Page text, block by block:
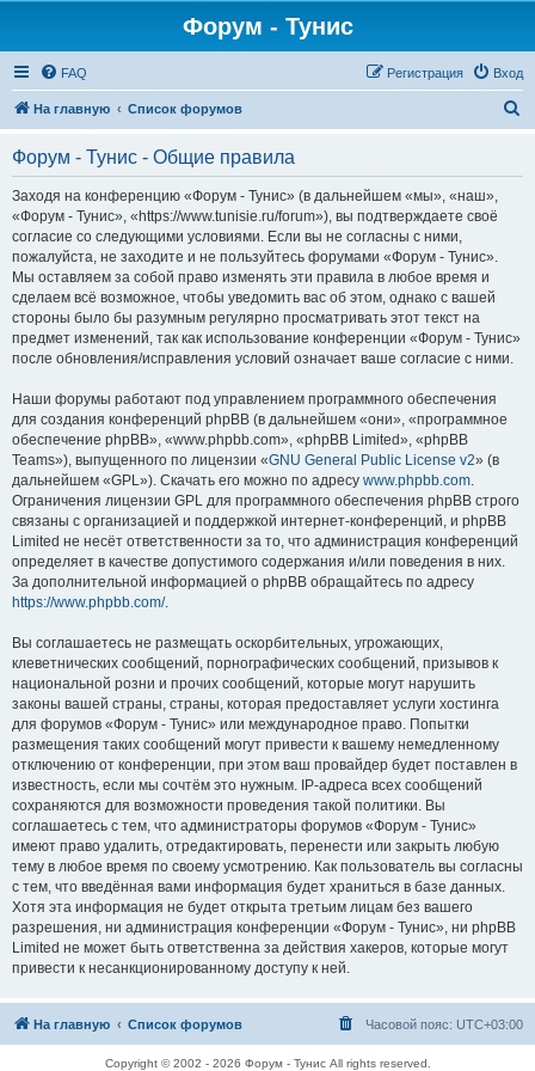
Форум - Тунис
FAQ Вход
Регистрация
На главную Список форумов
Форум - Тунис - Общие правила
Заходя на конференцию «Форум - Тунис» (в дальнейшем «мы», «наш»,
«Форум - Тунис», «https://www.tunisie.ru/forum»), вы подтверждаете своё
согласие со следующими условиями. Если вы не согласны с ними,
пожалуйста, не заходите и не пользуйтесь форумами «Форум - Тунис».
Мы оставляем за собой право изменять эти правила в любое время и
сделаем всё возможное, чтобы уведомить вас об этом, однако с вашей
стороны было бы разумным регулярно просматривать этот текст на
предмет изменений, так как использование конференции «Форум - Тунис»
после обновления/исправления условий означает ваше согласие с ними.
Наши форумы работают под управлением программного обеспечения
для создания конференций phpBB (в дальнейшем «они», «программное
обеспечение phpBB», «www.phpbb.com», «phpBB Limited», «phpBB
Teams»), выпущенного по лицензии «GNU General Public License v2» (в
дальнейшем «GPL»). Скачать его можно по адресу www.phpbb.com.
Ограничения лицензии GPL для программного обеспечения phpBB строго
связаны с организацией и поддержкой интернет-конференций, и phpBB
Limited не несёт ответственности за то, что администрация конференций
определяет в качестве допустимого содержания и/или поведения в них.
За дополнительной информацией о phpBB обращайтесь по адресу
https://www.phpbb.com/.
Вы соглашаетесь не размещать оскорбительных, угрожающих,
клеветнических сообщений, порнографических сообщений, призывов к
национальной розни и прочих сообщений, которые могут нарушить
законы вашей страны, страны, которая предоставляет услуги хостинга
для форумов «Форум - Тунис» или международное право. Попытки
размещения таких сообщений могут привести к вашему немедленному
отключению от конференции, при этом ваш провайдер будет поставлен в
известность, если мы сочтём это нужным. IP-адреса всех сообщений
сохраняются для возможности проведения такой политики. Вы
соглашаетесь с тем, что администраторы форумов «Форум - Тунис»
имеют право удалить, отредактировать, перенести или закрыть любую
тему в любое время по своему усмотрению. Как пользователь вы согласны
с тем, что введённая вами информация будет храниться в базе данных.
Хотя эта информация не будет открыта третьим лицам без вашего
разрешения, ни администрация конференции «Форум - Тунис», ни phpBB
Limited не может быть ответственна за действия хакеров, которые могут
привести к несанкционированному доступу к ней.
На главную Список форумов Часовой пояс: UTC+03:00
Copyright © 2002 - 2026 Форум - Тунис All rights reserved.